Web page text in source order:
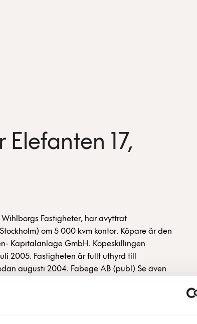
Elefanten 17,
Wihlborgs Fastigheter, har avyttrat
om 5 000 kvm kontor. Köpare är den
Kapitalanlage GmbH. Köpeskillingen
2005. Fastigheten är fullt uthyrd till
augusti 2004. Fabege AB (publ) Se även